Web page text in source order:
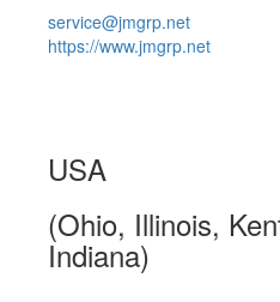
service@jmgrp.net
https://www.jmgrp.net
USA
(Ohio, Illinois,
Indiana)